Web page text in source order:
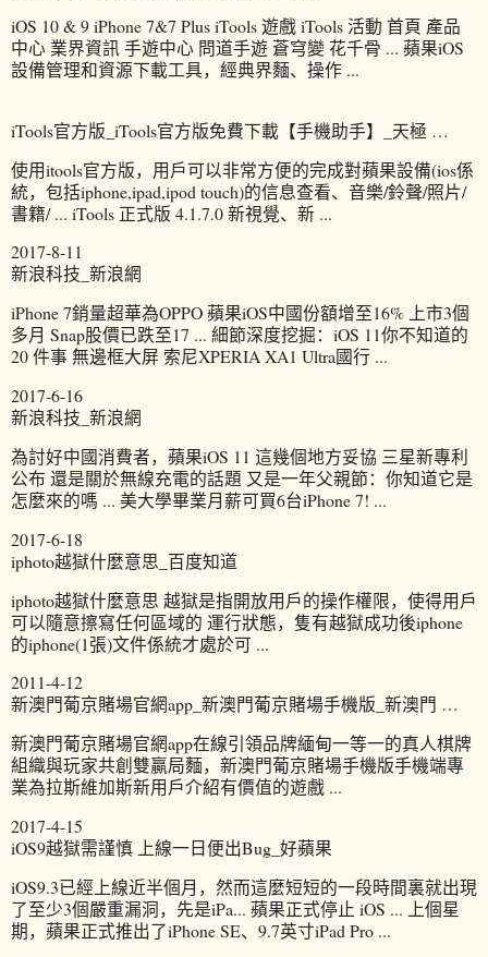
iOS 10 & 9 iPhone 7&7 Plus iTools 遊戲 iTools 活動 首頁 產品
中心 業界資訊 手遊中心 問道手遊 蒼穹變 花千骨 ... 蘋果iOS
設備管理和資源下載工具，經典界麵、操作 ...
iTools官方版_iTools官方版免費下載【手機助手】_天極 …
使用itools官方版，用戶可以非常方便的完成對蘋果設備(ios係
統，包括iphone,ipad,ipod touch)的信息查看、音樂/鈴聲/照片/
書籍/ ... iTools 正式版 4.1.7.0 新視覺、新 ...
2017-8-11
新浪科技_新浪網
iPhone 7銷量超華為OPPO 蘋果iOS中國份額增至16% 上市3個
多月 Snap股價已跌至17 ... 細節深度挖掘：iOS 11你不知道的
20 件事 無邊框大屏 索尼XPERIA XA1 Ultra國行 ...
2017-6-16
新浪科技_新浪網
為討好中國消費者，蘋果iOS 11 這幾個地方妥協 三星新專利
公布 還是關於無線充電的話題 又是一年父親節：你知道它是
怎麼來的嗎 ... 美大學畢業月薪可買6台iPhone 7! ...
2017-6-18
iphoto越獄什麼意思_百度知道
iphoto越獄什麼意思 越獄是指開放用戶的操作權限，使得用戶
可以隨意擦寫任何區域的 運行狀態，隻有越獄成功後iphone
的iphone(1張)文件係統才處於可 ...
2011-4-12
新澳門葡京賭場官網app_新澳門葡京賭場手機版_新澳門 …
新澳門葡京賭場官網app在線引領品牌緬甸一等一的真人棋牌
組織與玩家共創雙贏局麵，新澳門葡京賭場手機版手機端專
業為拉斯維加斯新用戶介紹有價值的遊戲 ...
2017-4-15
iOS9越獄需謹慎 上線一日便出Bug_好蘋果
iOS9.3已經上線近半個月，然而這麼短短的一段時間裏就出現
了至少3個嚴重漏洞，先是iPa... 蘋果正式停止 iOS ... 上個星
期，蘋果正式推出了iPhone SE、9.7英寸iPad Pro ...